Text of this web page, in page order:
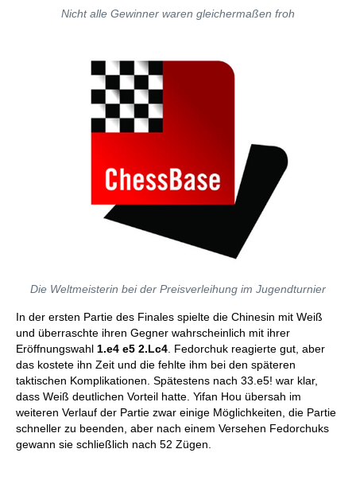
Nicht alle Gewinner waren gleichermaßen froh
Die Weltmeisterin bei der Preisverleihung im Jugendturnier
In der ersten Partie des Finales spielte die Chinesin mit Weiß
und überraschte ihren Gegner wahrscheinlich mit ihrer
Eröffnungswahl 1.e4 e5 2.Lc4 . Fedorchuk reagierte gut, aber
das kostete ihn Zeit und die fehlte ihm bei den späteren
taktischen Komplikationen. Spätestens nach 33.e5! war klar,
dass Weiß deutlichen Vorteil hatte. Yifan Hou übersah im
weiteren Verlauf der Partie zwar einige Möglichkeiten, die Partie
schneller zu beenden, aber nach einem Versehen Fedorchuks
gewann sie schließlich nach 52 Zügen.